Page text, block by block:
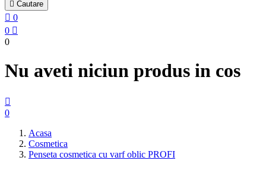
 Cautare
 0
0 
0
Nu aveti niciun produs in cos

0
Acasa
Cosmetica
Penseta cosmetica cu varf oblic PROFI